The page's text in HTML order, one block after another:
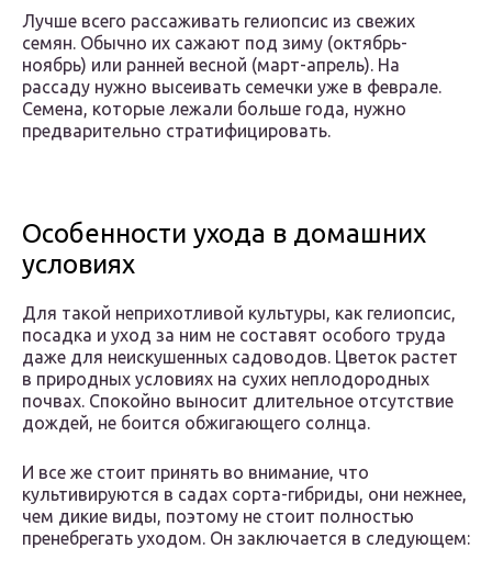
Лучше всего рассаживать гелиопсис из свежих
семян. Обычно их сажают под зиму (октябрь-
ноябрь) или ранней весной (март-апрель). На
рассаду нужно высеивать семечки уже в феврале.
Семена, которые лежали больше года, нужно
предварительно стратифицировать.
Особенности ухода в домашних
условиях
Для такой неприхотливой культуры, как гелиопсис,
посадка и уход за ним не составят особого труда
даже для неискушенных садоводов. Цветок растет
в природных условиях на сухих неплодородных
почвах. Спокойно выносит длительное отсутствие
дождей, не боится обжигающего солнца.
И все же стоит принять во внимание, что
культивируются в садах сорта-гибриды, они нежнее,
чем дикие виды, поэтому не стоит полностью
пренебрегать уходом. Он заключается в следующем: